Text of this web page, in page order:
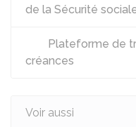
de la Sécurité
Plateforme de
créances
Voir aussi